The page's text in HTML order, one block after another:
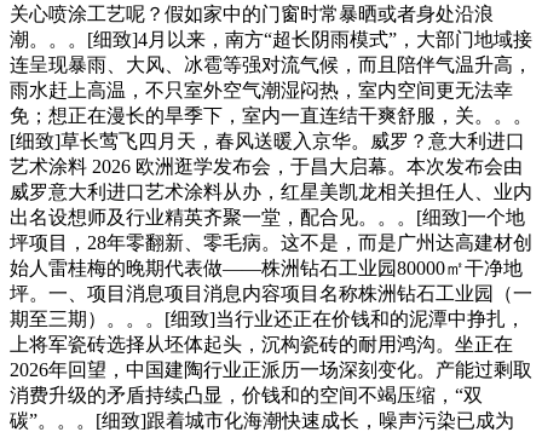
关心喷涂工艺呢？假如家中的门窗时常暴晒或者身处沿浪
潮。。。[细致]4月以来，南方“超长阴雨模式”，大部门地域接
连呈现暴雨、大风、冰雹等强对流气候，而且陪伴气温升高，
雨水赶上高温，不只室外空气潮湿闷热，室内空间更无法幸
免；想正在漫长的旱季下，室内一直连结干爽舒服，关。。。
[细致]草长莺飞四月天，春风送暖入京华。威罗？意大利进口
艺术涂料 2026 欧洲逛学发布会，于昌大启幕。本次发布会由
威罗意大利进口艺术涂料从办，红星美凯龙相关担任人、业内
出名设想师及行业精英齐聚一堂，配合见。。。[细致]一个地
坪项目，28年零翻新、零毛病。这不是，而是广州达高建材创
始人雷桂梅的晚期代表做——株洲钻石工业园80000㎡干净地
坪。一、项目消息项目消息内容项目名称株洲钻石工业园（一
期至三期）。。。[细致]当行业还正在价钱和的泥潭中挣扎，
上将军瓷砖选择从坯体起头，沉构瓷砖的耐用鸿沟。坐正在
2026年回望，中国建陶行业正派历一场深刻变化。产能过剩取
消费升级的矛盾持续凸显，价钱和的空间不竭压缩，“双
碳”。。。[细致]跟着城市化海潮快速成长，噪声污染已成为